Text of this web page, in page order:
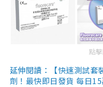
點
延伸閱讀：【快速測試套
劑！最快即日發貨 每日